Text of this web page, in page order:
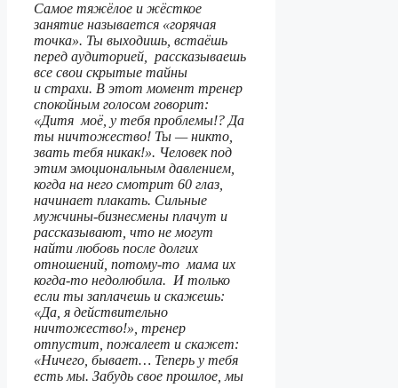
Самое тяжёлое и жёсткое
занятие называется «горячая
точка». Ты выходишь, встаёшь
перед аудиторией, рассказываешь
все свои скрытые тайны
и страхи. В этот момент тренер
спокойным голосом говорит:
«Дитя моё, у тебя проблемы!? Да
ты ничтожество! Ты — никто,
звать тебя никак!». Человек под
этим эмоциональным давлением,
когда на него смотрит 60 глаз,
начинает плакать. Сильные
мужчины-бизнесмены плачут и
рассказывают, что не могут
найти любовь после долгих
отношений, потому-то мама их
когда-то недолюбила. И только
если ты заплачешь и скажешь:
«Да, я действительно
ничтожество!», тренер
отпустит, пожалеет и скажет:
«Ничего, бывает… Теперь у тебя
есть мы. Забудь свое прошлое, мы